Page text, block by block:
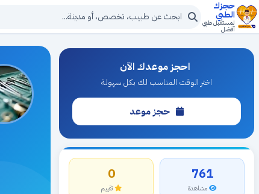
حجزك
الطبي
لمستقبل طبي
أفضل
احجز موعدك الآن
اختر الوقت المناسب لك بكل سهولة
حجز موعد
761
مشاهدة
0
تقييم